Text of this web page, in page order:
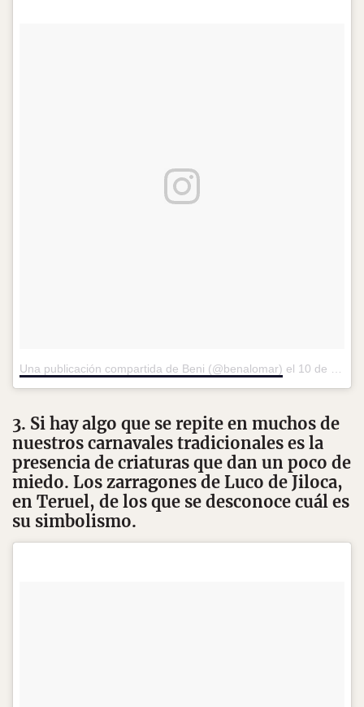
Una publicación compartida de Beni (@benalomar) el 10 de Feb de 2016 a la(s) 8:22 PST
3. Si hay algo que se repite en muchos de
nuestros carnavales tradicionales es la
presencia de criaturas que dan un poco de
miedo. Los zarragones de Luco de Jiloca,
en Teruel, de los que se desconoce cuál es
su simbolismo.